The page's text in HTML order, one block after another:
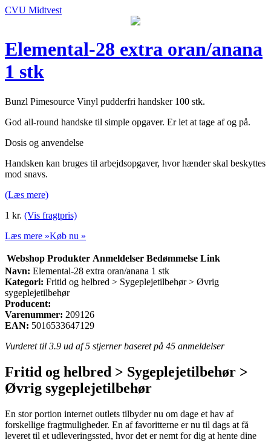
CVU Midtvest
Elemental-28 extra oran/anana
1 stk
Bunzl Pimesource Vinyl pudderfri handsker 100 stk.
God all-round handske til simple opgaver. Er let at tage af og på.
Dosis og anvendelse
Handsken kan bruges til arbejdsopgaver, hvor hænder skal beskyttes
mod snavs.
(Læs mere)
1 kr. (Vis fragtpris)
Læs mere »Køb nu »
Webshop Produkter Anmeldelser Bedømmelse Link
Navn: Elemental-28 extra oran/anana 1 stk
Kategori: Fritid og helbred > Sygeplejetilbehør > Øvrig
sygeplejetilbehør
Producent:
Varenummer: 209126
EAN: 5016533647129
Vurderet til 3.9 ud af 5 stjerner baseret på 45 anmeldelser
Fritid og helbred > Sygeplejetilbehør >
Øvrig sygeplejetilbehør
En stor portion internet outlets tilbyder nu om dage et hav af
forskellige fragtmuligheder. En af favoritterne er nu til dags at få
leveret til et udleveringssted, hvor det er nemt for dig at hente dine